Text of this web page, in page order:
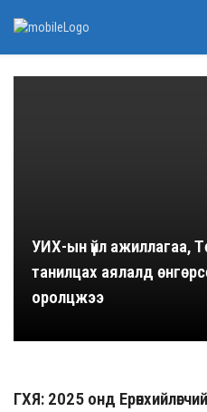
УИХ-ын үйл ажиллагаа,
танилцах аялалд
оролцжээ
ГХЯ: 2025 онд